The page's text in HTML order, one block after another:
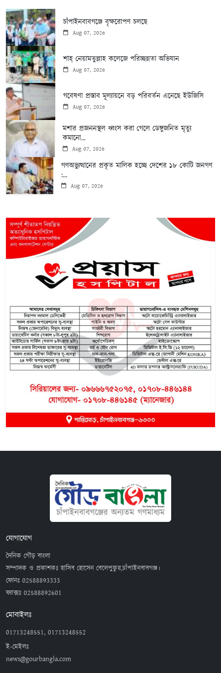
চাঁপাইনবাবগঞ্জে বৃক্ষরোপণ চলছে
Aug 07, 2026
শাহ্ নেয়ামতুল্লাহ কলেজে পরিচ্ছন্নতা অভিযান
Aug 07, 2026
গবেষণা প্রস্তাব মূল্যায়নে বড় পরিবর্তন এনেছে ইউজিসি
Aug 07, 2026
মশার প্রজননস্থল ধ্বংস করা গেলে ডেঙ্গুজনিত মৃত্যু
কমানো...
Aug 07, 2026
গণঅভ্যুত্থানের প্রকৃত মালিক হচ্ছে দেশের ১৮ কোটি জনগণ
:...
Aug 07, 2026
যোগাযোগ
দৈনিক গৌড় বাংলা
সম্পাদক ও প্রকাশকঃ হাসিব হোসেন বেলেপুকুর,চাঁপাইনবাবগঞ্জ।
ফোনঃ 02588893333
ফ্যাক্সঃ 02588892601
মোবাইলঃ
01713248551, 01713248552
ই-মেইলঃ
news@gourbangla.com